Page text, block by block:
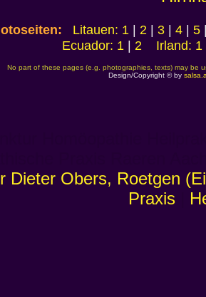
Litauen: 1 | 2 | 3 | 4 | 5
Ecuador: 1 | 2 Irland: 1
No part of these pages (e.g. photographies, texts) may be
Design/Copyright © by
Dieter Obers, Roetgen
Praxis|